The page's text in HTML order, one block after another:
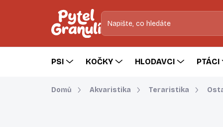
PSI KOČKY HLODAVCI PTÁCI
Domů Akvaristika Teraristika